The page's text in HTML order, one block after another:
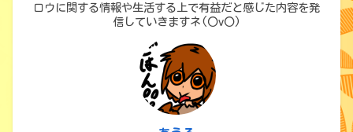
ロウに関する情報や生活する上で有益だと感じた内容を発
信していきますネ(〇v〇)